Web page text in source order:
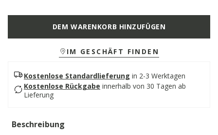
DEM WARENKORB HINZUFÜGEN
IM GESCHÄFT FINDEN
Kostenlose Standardlieferung in 2-3 Werktagen
Kostenlose Rückgabe innerhalb von 30 Tagen ab
Lieferung
Beschreibung